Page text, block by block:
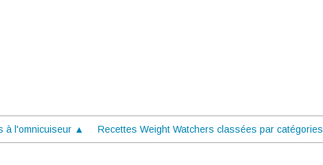
à l'omnicuiseur ▲ Recettes Weight Watchers classées par catégories